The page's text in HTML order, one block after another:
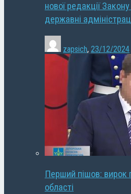
нової редакції
державні
zapsich, 23/12/2024
Перший пішов: вирок
області